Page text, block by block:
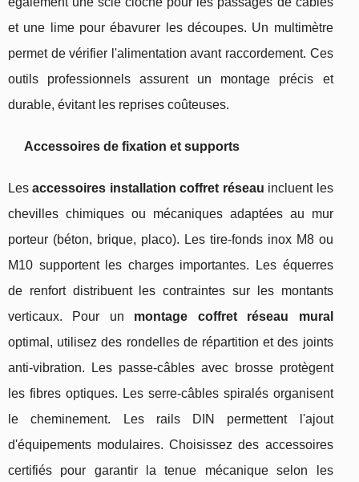
et une lime pour ébavurer les découpes. Un multimètre
permet de vérifier l'alimentation avant raccordement. Ces
outils professionnels assurent un montage précis et
durable, évitant les reprises coûteuses.
Accessoires de fixation et supports
Lesaccessoires installation coffret réseau incluent les
chevilles chimiques ou mécaniques adaptées au mur
porteur (béton, brique, placo). Les tire-fonds inox M8 ou
M10 supportent les charges importantes. Les équerres
de renfort distribuent les contraintes sur les montants
verticaux. Pour un montage coffret réseau mural
optimal, utilisez des rondelles de répartition et des joints
anti-vibration. Les passe-câbles avec brosse protègent
les fibres optiques. Les serre-câbles spiralés organisent
le cheminement. Les rails DIN permettent l'ajout
d'équipements modulaires. Choisissez des accessoires
certifiés pour garantir la tenue mécanique selon les